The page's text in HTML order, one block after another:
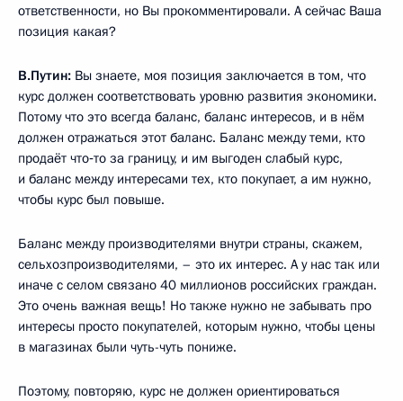
ответственности, но Вы прокомментировали. А сейчас Ваша
позиция какая?
В.Путин: Вы знаете, моя позиция заключается в том, что
курс должен соответствовать уровню развития экономики.
Потому что это всегда баланс, баланс интересов, и в нём
должен отражаться этот баланс. Баланс между теми, кто
продаёт что‑то за границу, и им выгоден слабый курс,
и баланс между интересами тех, кто покупает, а им нужно,
чтобы курс был повыше.
Баланс между производителями внутри страны, скажем,
сельхозпроизводителями, – это их интерес. А у нас так или
иначе с селом связано 40 миллионов российских граждан.
Это очень важная вещь! Но также нужно не забывать про
интересы просто покупателей, которым нужно, чтобы цены
в магазинах были чуть-чуть пониже.
Поэтому, повторяю, курс не должен ориентироваться